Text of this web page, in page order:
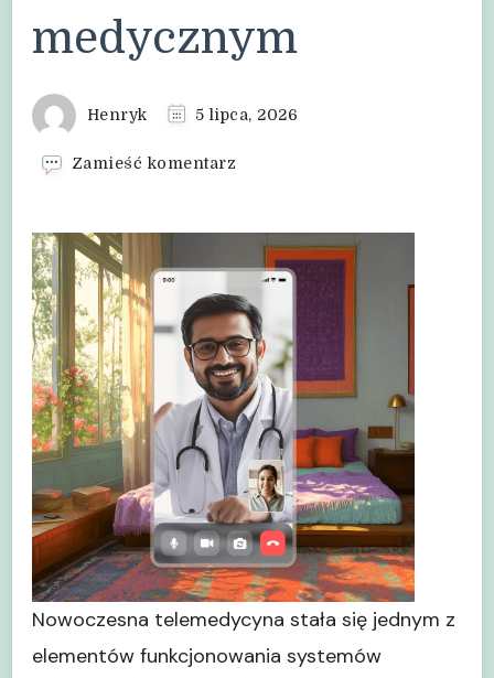
medycznym
Henryk 5 lipca, 2026
Zamieść komentarz
i
miejsce
w
systemie
medycznym
Nowoczesna telemedycyna stała się jednym z
elementów funkcjonowania systemów